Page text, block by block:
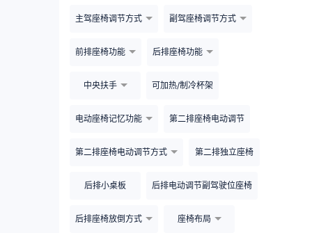
主驾座椅调节方式 副驾座椅调节方式
前排座椅功能 后排座椅功能
中央扶手 可加热/制冷杯架
电动座椅记忆功能 第二排座椅电动调节
第二排座椅电动调节方式 第二排独立座椅
后排小桌板 后排电动调节副驾驶位座椅
后排座椅放倒方式 座椅布局